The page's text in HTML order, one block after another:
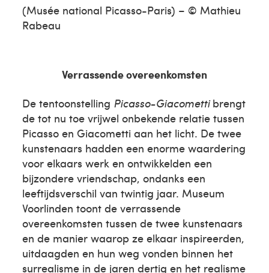
(Musée national Picasso-Paris) – © Mathieu
Rabeau
Verrassende overeenkomsten
De tentoonstelling Picasso-Giacomettibrengt
de tot nu toe vrijwel onbekende relatie tussen
Picasso en Giacometti aan het licht. De twee
kunstenaars hadden een enorme waardering
voor elkaars werk en ontwikkelden een
bijzondere vriendschap, ondanks een
leeftijdsverschil van twintig jaar. Museum
Voorlinden toont de verrassende
overeenkomsten tussen de twee kunstenaars
en de manier waarop ze elkaar inspireerden,
uitdaagden en hun weg vonden binnen het
surrealisme in de jaren dertig en het realisme